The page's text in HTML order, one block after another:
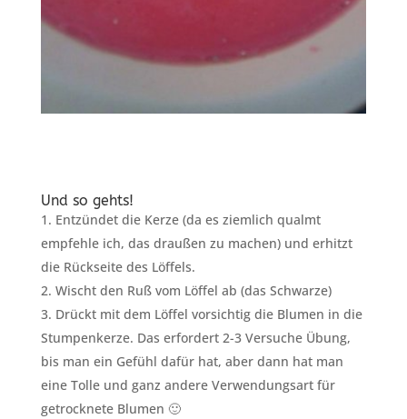
Und so gehts!
Entzündet die Kerze (da es ziemlich qualmt
empfehle ich, das draußen zu machen) und erhitzt
die Rückseite des Löffels.
Wischt den Ruß vom Löffel ab (das Schwarze)
Drückt mit dem Löffel vorsichtig die Blumen in die
Stumpenkerze. Das erfordert 2-3 Versuche Übung,
bis man ein Gefühl dafür hat, aber dann hat man
eine Tolle und ganz andere Verwendungsart für
getrocknete Blumen 🙂